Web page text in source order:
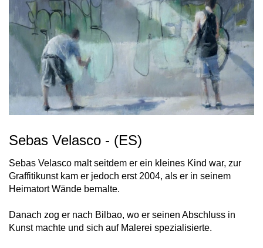
Sebas Velasco - (ES)
Sebas Velasco malt seitdem er ein kleines Kind war, zur
Graffitikunst kam er jedoch erst 2004, als er in seinem
Heimatort Wände bemalte.
Danach zog er nach Bilbao, wo er seinen Abschluss in
Kunst machte und sich auf Malerei spezialisierte.